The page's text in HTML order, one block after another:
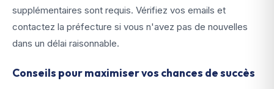
supplémentaires sont requis. Vérifiez vos emails et
contactez la préfecture si vous n'avez pas de nouvelles
dans un délai raisonnable.
Conseils pour maximiser vos chances de succès